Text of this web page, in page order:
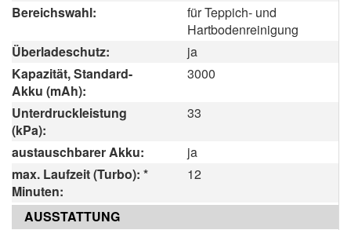
Bereichswahl:
für Teppich- und
Hartbodenreinigung
Überladeschutz:
ja
Kapazität, Standard-
Akku (mAh):
3000
Unterdruckleistung
(kPa):
33
austauschbarer Akku:
ja
max. Laufzeit (Turbo): *
Minuten:
12
AUSSTATTUNG